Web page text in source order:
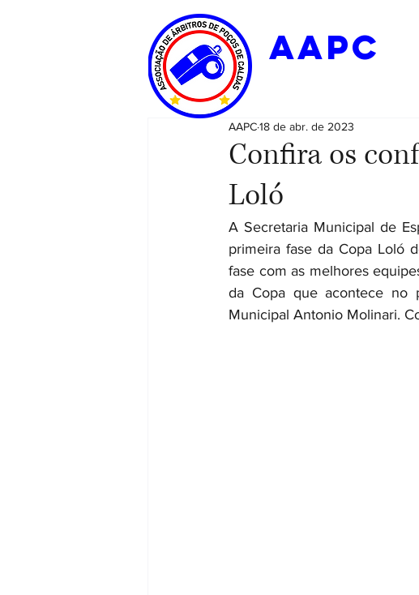
aapc
Confira os
Loló
AAPC18 de abr. de 2023
A Secretaria Municipal de
primeira fase da Copa Loló
fase com as melhores
da Copa que acontece no
Municipal Antonio Molinari.